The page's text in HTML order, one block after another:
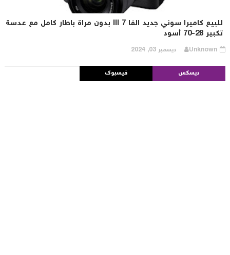
للبيع كاميرا سوني جديد الفا 7 III بدون مراة باطار كامل مع عدسة
28-70 أسود
Unknown ديسمبر 03, 2024
ديسكس فيسبوك